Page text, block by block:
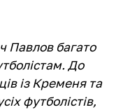
Павлов багато
До
із Кременя та
футболістів,